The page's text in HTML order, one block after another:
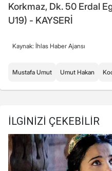
Korkmaz, Dk. 50 Erdal
U19) - KAYSERİ
Kaynak: İhlas Haber Ajansı
Mustafa Umut Umut Hakan